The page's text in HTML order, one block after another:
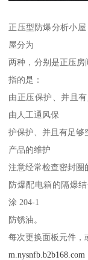
正压型防爆分析小屋
屋分为
两种，分别是正压房
指的是：
由正压保护、并且
由人工通风保
护保护、并且有足够
产品的维护
注意经常检查密封圈
防爆配电箱的隔爆
涂 204-1
防锈油。
每次更换面板元件，
m.nysnfb.b2b168.com